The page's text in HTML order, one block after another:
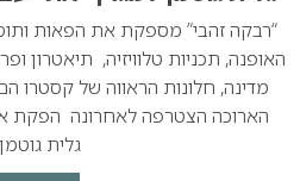
“רבקה זהבי” מספקת את הפאות
האופנה, תכניות טלוויזיה, תיאטרון
מדינה, חלונות הראווה של קסטרו
הארוכה הצטרפה לאחרונה הפקת
גלית